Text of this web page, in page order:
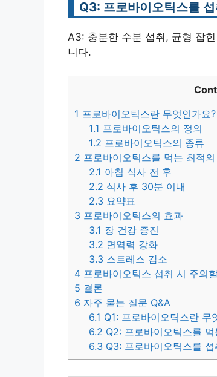
Q3: 프로바이오틱스를
A3: 충분한 수분 섭취, 균형 잡
니다.
1 프로바이오틱스란 무엇인가요?
1.1 프로바이오틱스의 정의
1.2 프로바이오틱스의 종류
2 프로바이오틱스를 먹는 최적
2.1 아침 식사 전 후
2.2 식사 후 30분 이내
2.3 요약표
3 프로바이오틱스의 효과
3.1 장 건강 증진
3.2 면역력 강화
3.3 스트레스 감소
4 프로바이오틱스 섭취 시 주의
5 결론
6 자주 묻는 질문 Q&A
6.1 Q1: 프로바이오틱스란 무
6.2 Q2: 프로바이오틱스를
6.3 Q3: 프로바이오틱스를